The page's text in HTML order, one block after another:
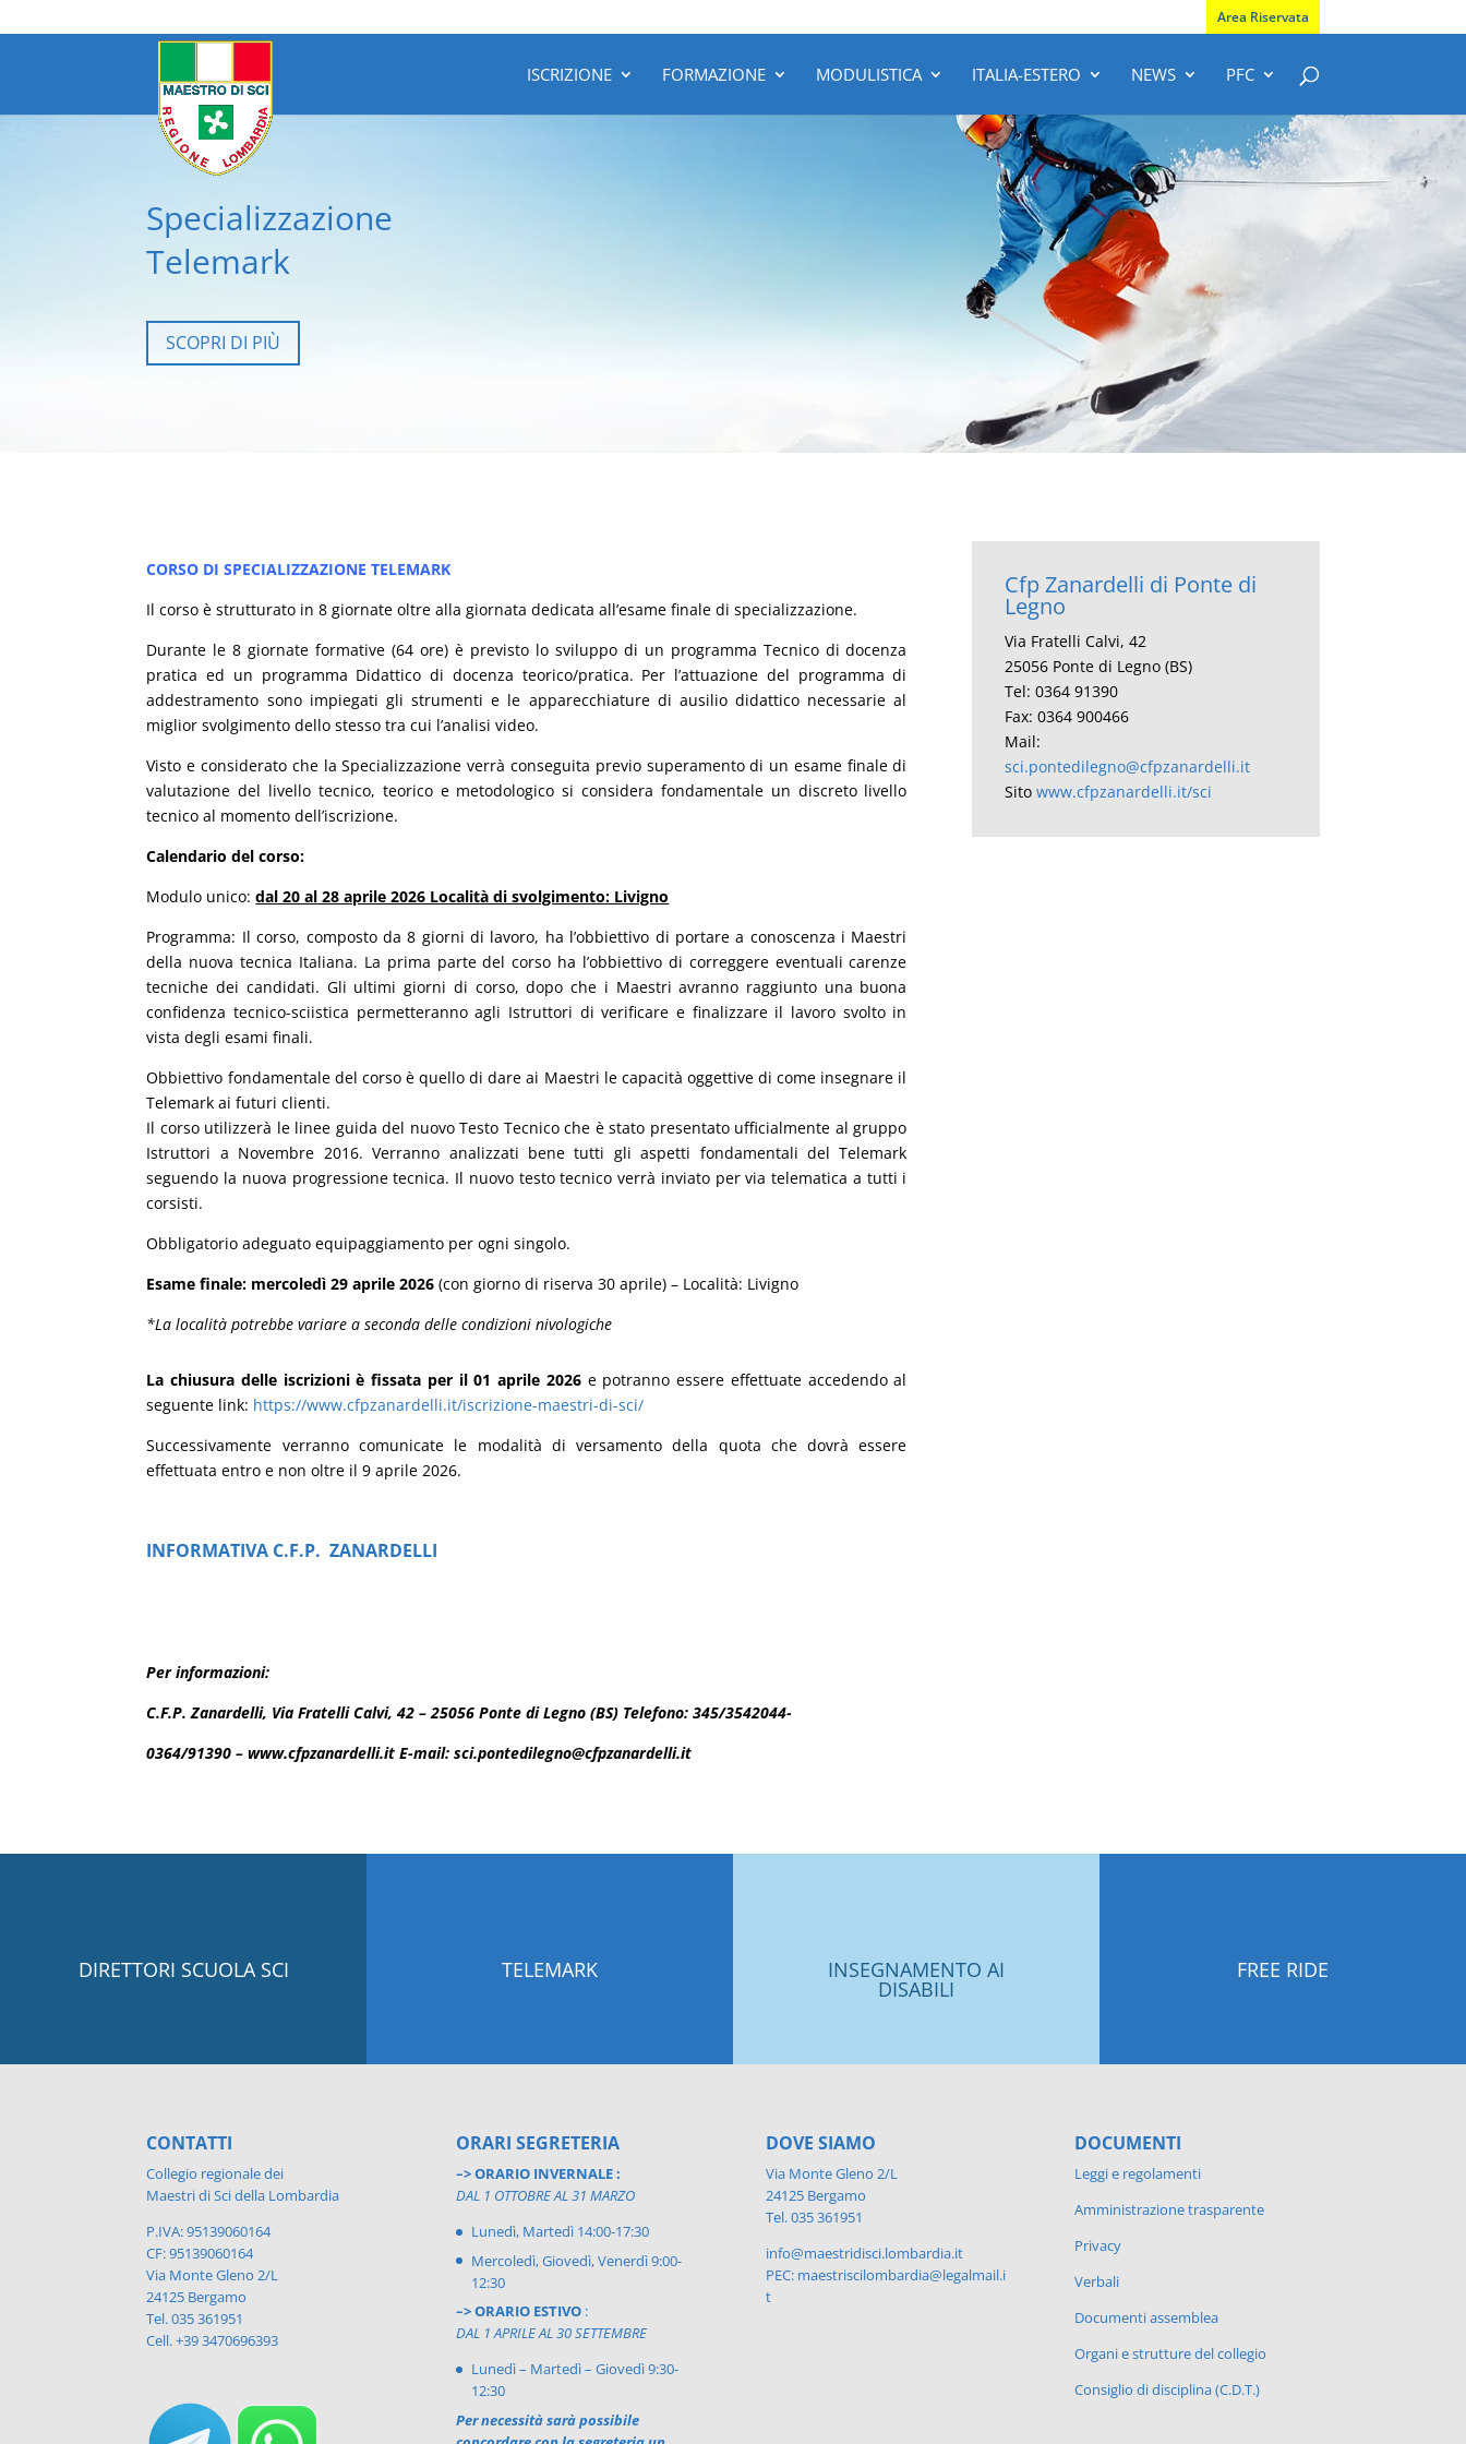
Area Riservata
ISCRIZIONE FORMAZIONE MODULISTICA ITALIA-ESTERO NEWS PFC
Specializzazione
Telemark
SCOPRI DI PIÙ
CORSO DI SPECIALIZZAZIONE TELEMARK
Il corso è strutturato in 8 giornate oltre alla giornata dedicata all’esame finale di specializzazione.
Durante le 8 giornate formative (64 ore) è previsto lo sviluppo di un programma Tecnico di docenza
pratica ed un programma Didattico di docenza teorico/pratica. Per l’attuazione del programma di
addestramento sono impiegati gli strumenti e le apparecchiature di ausilio didattico necessarie al
miglior svolgimento dello stesso tra cui l’analisi video.
Visto e considerato che la Specializzazione verrà conseguita previo superamento di un esame finale di
valutazione del livello tecnico, teorico e metodologico si considera fondamentale un discreto livello
tecnico al momento dell’iscrizione.
Calendario del corso:
Modulo unico:dal 20 al 28 aprile 2026 Località di svolgimento: Livigno
Programma: Il corso, composto da 8 giorni di lavoro, ha l’obbiettivo di portare a conoscenza i Maestri
della nuova tecnica Italiana. La prima parte del corso ha l’obbiettivo di correggere eventuali carenze
tecniche dei candidati. Gli ultimi giorni di corso, dopo che i Maestri avranno raggiunto una buona
confidenza tecnico-sciistica permetteranno agli Istruttori di verificare e finalizzare il lavoro svolto in
vista degli esami finali.
Obbiettivo fondamentale del corso è quello di dare ai Maestri le capacità oggettive di come insegnare il
Telemark ai futuri clienti.
Il corso utilizzerà le linee guida del nuovo Testo Tecnico che è stato presentato ufficialmente al gruppo
Istruttori a Novembre 2016. Verranno analizzati bene tutti gli aspetti fondamentali del Telemark
seguendo la nuova progressione tecnica. Il nuovo testo tecnico verrà inviato per via telematica a tutti i
corsisti.
Obbligatorio adeguato equipaggiamento per ogni singolo.
Esame finale: mercoledì 29 aprile 2026 (con giorno di riserva 30 aprile) – Località: Livigno
*La località potrebbe variare a seconda delle condizioni nivologiche
La chiusura delle iscrizioni è fissata per il 01 aprile 2026e potranno essere effettuate accedendo al
seguente link: https://www.cfpzanardelli.it/iscrizione-maestri-di-sci/
Successivamente verranno comunicate le modalità di versamento della quota che dovrà essere
effettuata entro e non oltre il 9 aprile 2026.
INFORMATIVA C.F.P. ZANARDELLI
Per informazioni:
C.F.P. Zanardelli, Via Fratelli Calvi, 42 – 25056 Ponte di Legno (BS) Telefono: 345/3542044-
0364/91390 – www.cfpzanardelli.it E-mail: sci.pontedilegno@cfpzanardelli.it
Cfp Zanardelli di Ponte di
Legno
Via Fratelli Calvi, 42
25056 Ponte di Legno (BS)
Tel: 0364 91390
Fax: 0364 900466
Mail:
sci.pontedilegno@cfpzanardelli.it
Sito www.cfpzanardelli.it/sci
DIRETTORI SCUOLA SCI TELEMARK INSEGNAMENTO AI
DISABILI
FREE RIDE
CONTATTI
Collegio regionale dei
Maestri di Sci della Lombardia
P.IVA: 95139060164
CF: 95139060164
Via Monte Gleno 2/L
24125 Bergamo
Tel. 035 361951
Cell. +39 3470696393
ORARI SEGRETERIA
–> ORARIO INVERNALE :
DAL 1 OTTOBRE AL 31 MARZO
Lunedì, Martedì 14:00-17:30
Mercoledì, Giovedì, Venerdì 9:00-
12:30
–> ORARIO ESTIVO:
DAL 1 APRILE AL 30 SETTEMBRE
Lunedì – Martedì – Giovedì 9:30-
12:30
Per necessità sarà possibile
DOVE SIAMO
Via Monte Gleno 2/L
24125 Bergamo
Tel. 035 361951
info@maestridisci.lombardia.it
PEC: maestriscilombardia@legalmail.i
t
DOCUMENTI
Leggi e regolamenti
Amministrazione trasparente
Privacy
Verbali
Documenti assemblea
Organi e strutture del collegio
Consiglio di disciplina (C.D.T.)